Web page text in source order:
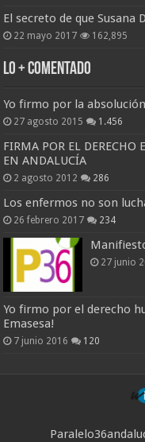
El secreto de que Susana
22 mayo 2017 162,895
Lo + Comentado
Yo firmo por la
27 agosto 2015 1.456
FIRMA POR EL DERECHO
EN ANDALUCÍA
2 agosto 2012 286
Los enfermos no son
26 febrero 2017 234
27 junio
Yo firmo por el derecho
Emasesa!
7 junio 2016 120